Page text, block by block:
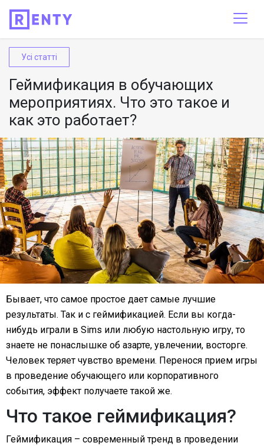
Усі статті
Геймификация в обучающих
мероприятиях. Что это такое и
как это работает?
Бывает, что самое простое дает самые лучшие
результаты. Так и с геймификацией. Если вы когда-
нибудь играли в Sims или любую настольную игру, то
знаете не понаслышке об азарте, увлечении, восторге.
Человек теряет чувство времени. Перенося прием игры
в проведение обучающего или корпоративного
события, эффект получаете такой же.
Что такое геймификация?
Геймификация – современный тренд в проведении